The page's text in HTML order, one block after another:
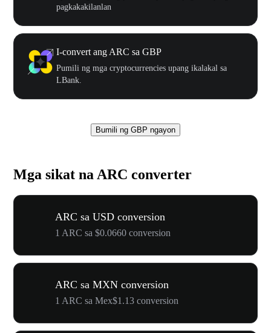
pagkakakilanlan
I-convert ang ARC sa GBP
Pumili ng mga cryptocurrencies upang ikalakal sa
LBank.
Bumili ng GBP ngayon
Mga sikat na ARC converter
ARC sa USD conversion
1 ARC sa $0.0660 conversion
ARC sa MXN conversion
1 ARC sa Mex$1.13 conversion